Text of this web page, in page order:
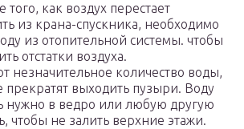
того, как воздух перестает
из крана-спускника, необходимо
из отопительной системы. чтобы
отстатки воздуха.
незначительное количество воды,
прекратят выходить пузыри. Воду
нужно в ведро или любую другую
чтобы не залить верхние этажи.